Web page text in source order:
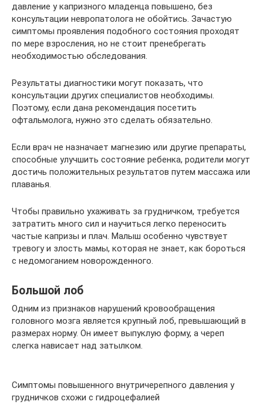
давление у капризного младенца повышено, без
консультации невропатолога не обойтись. Зачастую
симптомы проявления подобного состояния проходят
по мере взросления, но не стоит пренебрегать
необходимостью обследования.
Результаты диагностики могут показать, что
консультации других специалистов необходимы.
Поэтому, если дана рекомендация посетить
офтальмолога, нужно это сделать обязательно.
Если врач не назначает магнезию или другие препараты,
способные улучшить состояние ребенка, родители могут
достичь положительных результатов путем массажа или
плаванья.
Чтобы правильно ухаживать за грудничком, требуется
затратить много сил и научиться легко переносить
частые капризы и плач. Малыш особенно чувствует
тревогу и злость мамы, которая не знает, как бороться
с недомоганием новорожденного.
Большой лоб
Одним из признаков нарушений кровообращения
головного мозга является крупный лоб, превышающий в
размерах норму. Он имеет выпуклую форму, а череп
слегка нависает над затылком.
Симптомы повышенного внутричерепного давления у
грудничков схожи с гидроцефалией